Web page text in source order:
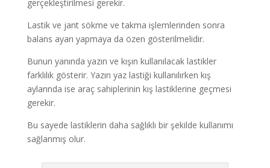
gerçekleştirilmesi gerekir.
Lastik ve jant sökme ve takma işlemlerinden sonra
balans ayarı yapmaya da özen gösterilmelidir.
Bunun yanında yazın ve kışın kullanılacak lastikler
farklılık gösterir. Yazın yaz lastiği kullanılırken kış
aylarında ise araç sahiplerinin kış lastiklerine geçmesi
gerekir.
Bu sayede lastiklerin daha sağlıklı bir şekilde kullanımı
sağlanmış olur.